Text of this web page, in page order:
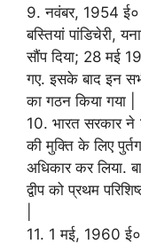
9. नवंबर, 1954 ई०
बस्तियां पांडिचेरी,
सौंप दिया; 28 मई
गए. इसके बाद इन
का गठन किया गया |
10. भारत सरकार ने
की मुक्ति के लिए
अधिकार कर लिया.
द्वीप को प्रथम
11. 1 मई, 1960 ई०